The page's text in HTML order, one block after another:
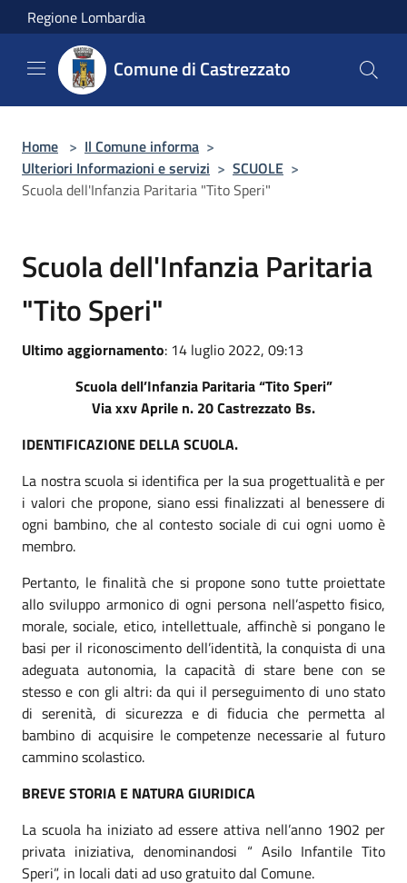
Salta al contenuto principale
Regione Lombardia
Comune di Castrezzato
Home > Il Comune informa >
Ulteriori Informazioni e servizi > SCUOLE >
Scuola dell'Infanzia Paritaria "Tito Speri"
Scuola dell'Infanzia Paritaria
"Tito Speri"
Ultimo aggiornamento: 14 luglio 2022, 09:13
Scuola dell’Infanzia Paritaria “Tito Speri”
Via xxv Aprile n. 20 Castrezzato Bs.
IDENTIFICAZIONE DELLA SCUOLA.
La nostra scuola si identifica per la sua progettualità e per
i valori che propone, siano essi finalizzati al benessere di
ogni bambino, che al contesto sociale di cui ogni uomo è
membro.
Pertanto, le finalità che si propone sono tutte proiettate
allo sviluppo armonico di ogni persona nell’aspetto fisico,
morale, sociale, etico, intellettuale, affinchè si pongano le
basi per il riconoscimento dell’identità, la conquista di una
adeguata autonomia, la capacità di stare bene con se
stesso e con gli altri: da qui il perseguimento di uno stato
di serenità, di sicurezza e di fiducia che permetta al
bambino di acquisire le competenze necessarie al futuro
cammino scolastico.
BREVE STORIA E NATURA GIURIDICA
La scuola ha iniziato ad essere attiva nell’anno 1902 per
privata iniziativa, denominandosi “ Asilo Infantile Tito
Speri”, in locali dati ad uso gratuito dal Comune.